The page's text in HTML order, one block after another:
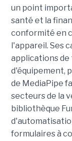
un point
santé et la
conformité en
l'appareil. Ses
applications
d'équipement,
de MediaPipe
secteurs de la
bibliothèque
formulaires à